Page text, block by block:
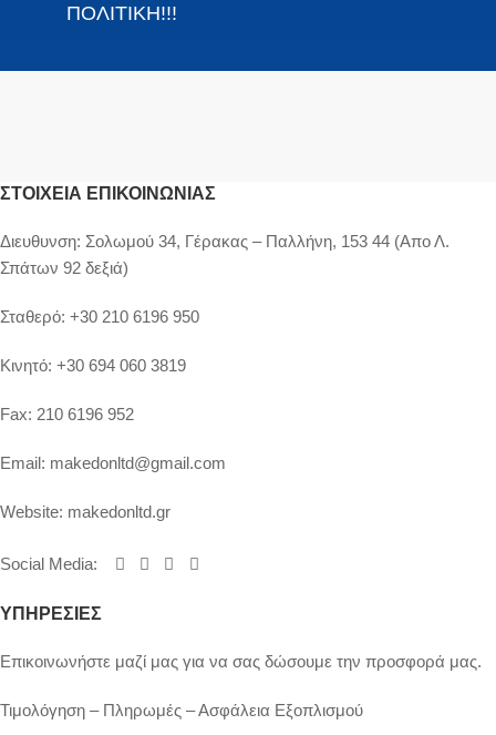
ΠΟΛΙΤΙΚΗ!!!
ΣΤΟΙΧΕΊΑ ΕΠΙΚΟΙΝΩΝΊΑΣ
Διευθυνση: Σολωμού 34, Γέρακας – Παλλήνη, 153 44 (Απο Λ.
Σπάτων 92 δεξιά)
Σταθερό: +30 210 6196 950
Κινητό: +30 694 060 3819
Fax: 210 6196 952
Email: makedonltd@gmail.com
Website: makedonltd.gr
Social Media:
ΥΠΗΡΕΣΙΕΣ
Επικοινωνήστε μαζί μας για να σας δώσουμε την προσφορά μας.
Τιμολόγηση – Πληρωμές – Ασφάλεια Εξοπλισμού